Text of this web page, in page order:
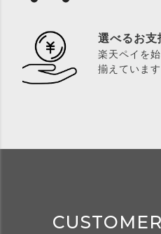
選べるお支
楽天ペイを始
揃えています